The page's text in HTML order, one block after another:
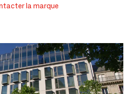
la marque